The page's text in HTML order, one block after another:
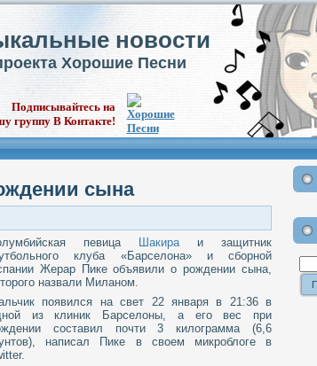
новости
Хорошие Песни
Подписывайтесь на
группу В Контакте!
сына
певица Шакираи защитник
клуба «Барселона» и сборной
Жерар Пике объявили о рождении сына,
назвали Миланом.
появился на свет 22 января в 21:36 в
из клиник Барселоны, а его вес при
составил почти 3 килограмма (6,6
написал Пике в своем микроблоге в